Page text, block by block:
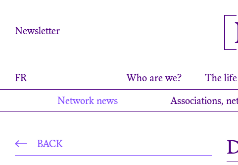
Newsletter
FR Who are we? The
Network news Associations,
BACK